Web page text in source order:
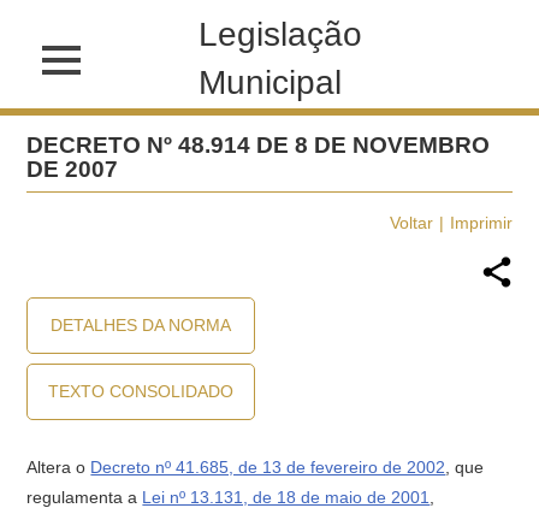
Legislação
Municipal
DECRETO Nº 48.914 DE 8 DE NOVEMBRO
DE 2007
Voltar Imprimir
DETALHES DA NORMA
TEXTO CONSOLIDADO
Altera o Decreto nº 41.685, de 13 de fevereiro de 2002 , que
regulamenta a Lei nº 13.131, de 18 de maio de 2001